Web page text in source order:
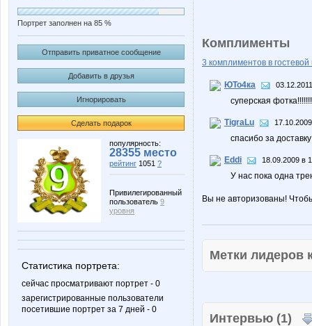
Портрет заполнен на 85 %
Отправить приватное сообщение
Добавить в друзья
Игнорировать
Сделать подарок
популярность:
28355 место
рейтинг 1051 ?
Привилегированный
пользователь 9
уровня
Статистика портрета:
сейчас просматривают портрет - 0
зарегистрированные пользователи
посетившие портрет за 7 дней - 0
Комплименты
3 комплиментов в гостевой
ЮТо4ка
суперская
TigraLu
спасибо за
Eddi 18.09.2009 в
У нас пока одна
Вы не авторизованы!
Метки
Интервью (1)